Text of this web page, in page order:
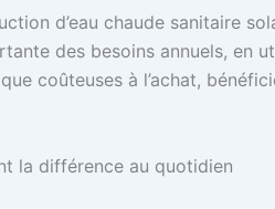
d’eau chaude sanitaire
des besoins annuels, en
coûteuses à l’achat,
la différence au quotidien